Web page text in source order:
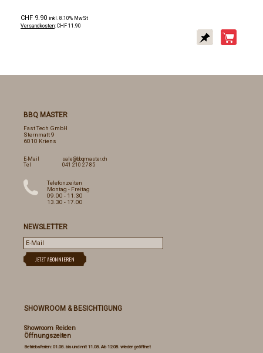
CHF 9.90 inkl. 8.10% MwSt
Versandkosten: CHF 11.90
BBQ MASTER
Fast Tech GmbH
Sternmatt 9
6010 Kriens
E-Mail
sale@bbqmaster.ch
Tel
041 210 27 85
Telefonzeiten
Montag - Freitag
09.00 - 11.30
13.30 - 17.00
NEWSLETTER
SHOWROOM & BESICHTIGUNG
Showroom Reiden
Öffnungszeiten
Betriebsferien: 01.08. bis und mit 11.08. Ab 12.08. wieder geöffnet